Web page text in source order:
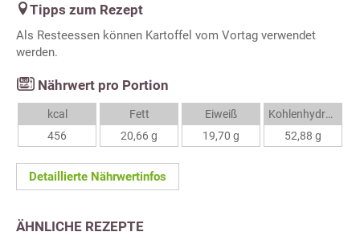
Tipps zum Rezept
Als Resteessen können Kartoffel vom Vortag verwendet
werden.
Nährwert pro Portion
kcal
456
Fett
20,66 g
Eiweiß
19,70 g
Kohlenhydrate
52,88 g
Detaillierte Nährwertinfos
ÄHNLICHE REZEPTE